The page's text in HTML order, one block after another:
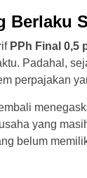
Berlaku
PPh Final 0,5
Padahal,
perpajakan
yang
belum